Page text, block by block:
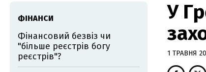
У
1 ТРАВНЯ
ФІНАНСИ
Фінансовий безвіз чи
"більше реєстрів богу
реєстрів"?